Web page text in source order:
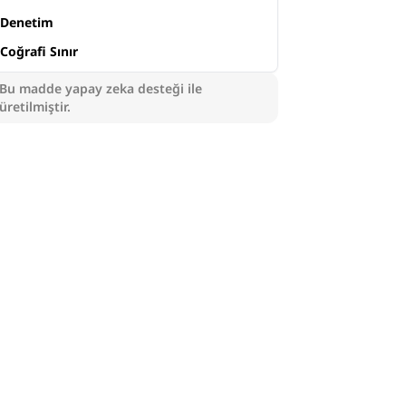
Denetim
Coğrafi Sınır
Bu madde yapay zeka desteği ile
üretilmiştir.